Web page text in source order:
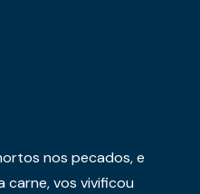
nos pecados, e
carne, vos vivificou